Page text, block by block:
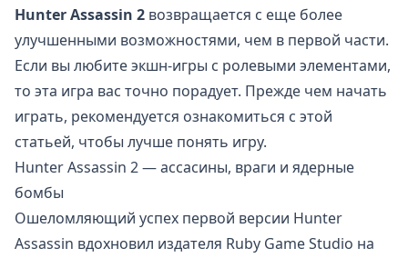
Hunter Assassin 2 возвращается с еще более
улучшенными возможностями, чем в первой части.
Если вы любите экшн-игры с ролевыми элементами,
то эта игра вас точно порадует. Прежде чем начать
играть, рекомендуется ознакомиться с этой
статьей, чтобы лучше понять игру.
Hunter Assassin 2 — ассасины, враги и ядерные
бомбы
Ошеломляющий успех первой версии Hunter
Assassin вдохновил издателя Ruby Game Studio на